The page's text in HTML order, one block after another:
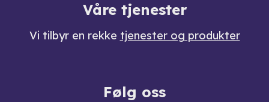
Våre tjenester
Vi tilbyr en rekke tjenester og produkter
Følg oss